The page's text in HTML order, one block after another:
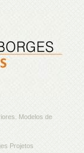
Modelos de
Projetos